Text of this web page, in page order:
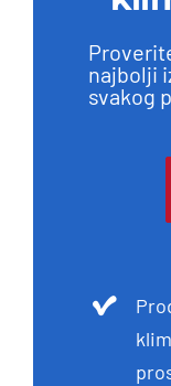
najbolji
svakog